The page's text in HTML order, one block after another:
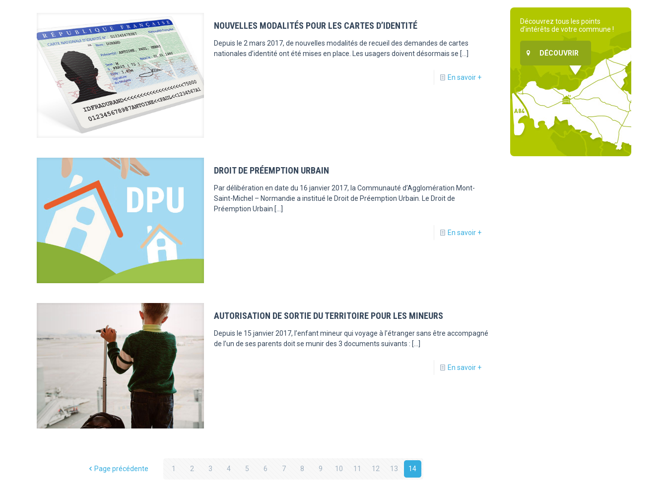
NOUVELLES MODALITÉS POUR LES CARTES D’IDENTITÉ
Depuis le 2 mars 2017, de nouvelles modalités de recueil des demandes de cartes
nationales d’identité ont été mises en place. Les usagers doivent désormais se […]
En savoir +
DROIT DE PRÉEMPTION URBAIN
Par délibération en date du 16 janvier 2017, la Communauté d’Agglomération Mont-
Saint-Michel – Normandie a institué le Droit de Préemption Urbain. Le Droit de
Préemption Urbain […]
En savoir +
AUTORISATION DE SORTIE DU TERRITOIRE POUR LES MINEURS
Depuis le 15 janvier 2017, l’enfant mineur qui voyage à l’étranger sans être accompagné
de l’un de ses parents doit se munir des 3 documents suivants : […]
En savoir +
Page précédente 1 2 3 4 5 6 7 8 9 10 11 12 13 14
Découvrez tous les points
d’intérêts de votre commune !
DÉCOUVRIR